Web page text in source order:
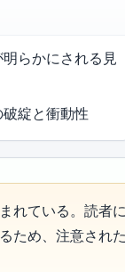
らかにされる見
綻と衝動性
れている。読者
ため、注意され